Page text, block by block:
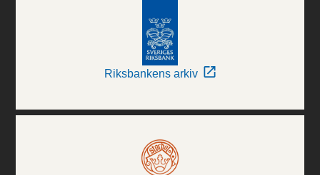
Riksbankens arkiv